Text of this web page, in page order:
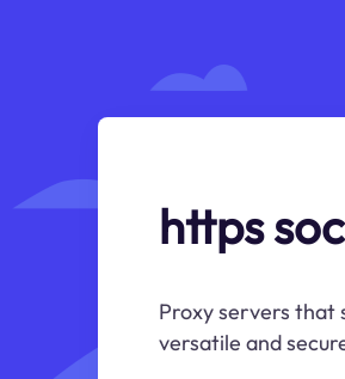
https
Proxy servers that
versatile and